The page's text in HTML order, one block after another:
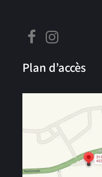
Plan d’accès